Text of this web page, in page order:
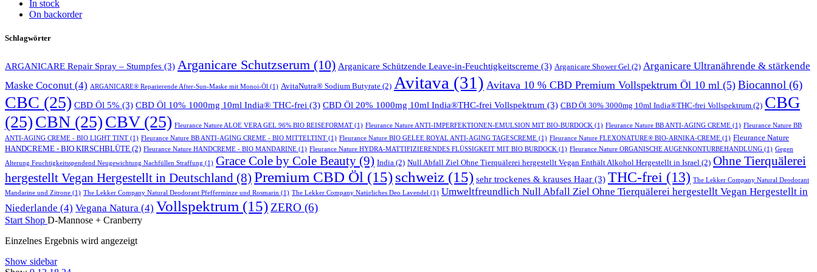
In stock
On backorder
Schlagwörter
ARGANICARE Repair Spray – Stumpfes (3) Arganicare Schutzserum (10) Arganicare Schützende Leave-in-Feuchtigkeitscreme (3) Arganicare Shower Gel (2) Arganicare Ultranährende & stärkende
Maske Coconut (4) ARGANICARE® Reparierende After-Sun-Maske mit Monoi-Öl (1) AvitaNutra® Sodium Butyrate (2) Avitava (31) Avitava 10 % CBD Premium Vollspektrum Öl 10 ml (5) Biocannol (6)
CBC (25) CBD Öl 5% (3) CBD Öl 10% 1000mg 10ml India® THC-frei (3) CBD Öl 20% 1000mg 10ml India®THC-frei Vollspektrum (3) CBD Öl 30% 3000mg 10ml India®THC-frei Vollspektrum (2) CBG
(25)CBN (25)CBV(25) Fleurance Nature ALOE VERA GEL 96% BIO REISEFORMAT (1) Fleurance Nature ANTI-IMPERFEKTIONEN-EMULSION MIT BIO-BURDOCK (1) Fleurance Nature BB ANTI-AGING CREME (1) Fleurance Nature BB
ANTI-AGING CREME - BIO LIGHT TINT (1) Fleurance Nature BB ANTI-AGING CREME - BIO MITTELTINT (1) Fleurance Nature BIO GELEE ROYAL ANTI-AGING TAGESCREME (1) Fleurance Nature FLEXONATURE® BIO-ARNIKA-CREME (1) Fleurance Nature
HANDCREME - BIO KIRSCHBLÜTE (2) Fleurance Nature HANDCREME - BIO MANDARINE (1) Fleurance Nature HYDRA-MATTIFIZIERENDES FLÜSSIGKEIT MIT BIO BURDOCK (1) Fleurance Nature ORGANISCHE AUGENKONTURBEHANDLUNG (1) Gegen
Alterung Feuchtigkeitsspendend Neugewichtung Nachfüllen Straffung (1) Grace Cole by Cole Beauty (9) India (2) Null Abfall Ziel Ohne Tierquälerei hergestellt Vegan Enthält Alkohol Hergestellt in Israel (2) Ohne Tierquälerei
hergestellt Vegan Hergestellt in Deutschland (8) Premium CBD Öl (15)schweiz (15) sehr trockenes & krauses Haar (3) THC-frei (13) The Lekker Company Natural Deodorant
Mandarine und Zitrone (1) The Lekker Company Natural Deodorant Pfefferminze und Rosmarin (1) The Lekker Company Natürliches Deo Lavendel (1) Umweltfreundlich Null Abfall Ziel Ohne Tierquälerei hergestellt Vegan Hergestellt in
Niederlande (4) Vegana Natura (4) Vollspektrum (15) ZERO (6)
Start Shop D-Mannose + Cranberry
Einzelnes Ergebnis wird angezeigt
Show sidebar